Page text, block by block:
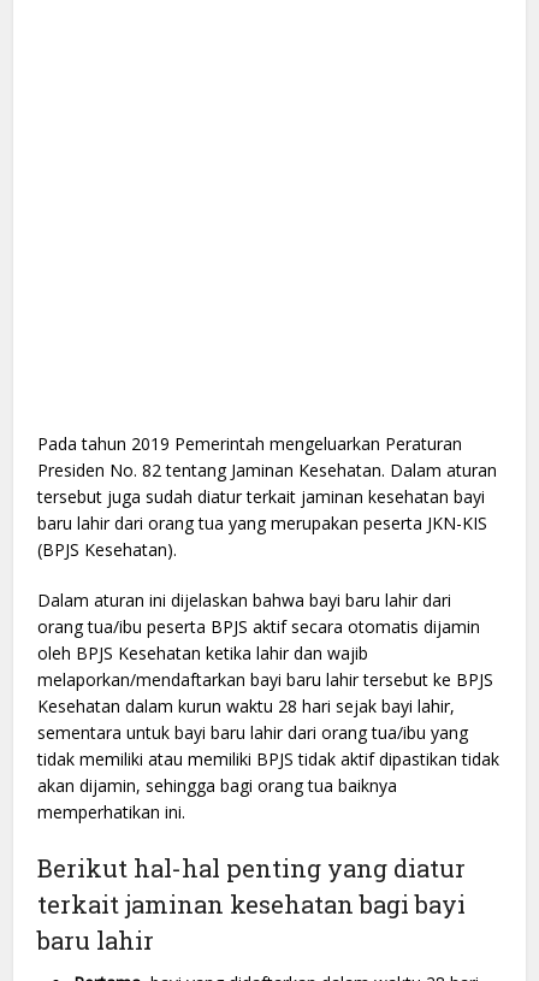
Pada tahun 2019 Pemerintah mengeluarkan Peraturan
Presiden No. 82 tentang Jaminan Kesehatan. Dalam aturan
tersebut juga sudah diatur terkait jaminan kesehatan bayi
baru lahir dari orang tua yang merupakan peserta JKN-KIS
(BPJS Kesehatan).
Dalam aturan ini dijelaskan bahwa bayi baru lahir dari
orang tua/ibu peserta BPJS aktif secara otomatis dijamin
oleh BPJS Kesehatan ketika lahir dan wajib
melaporkan/mendaftarkan bayi baru lahir tersebut ke BPJS
Kesehatan dalam kurun waktu 28 hari sejak bayi lahir,
sementara untuk bayi baru lahir dari orang tua/ibu yang
tidak memiliki atau memiliki BPJS tidak aktif dipastikan tidak
akan dijamin, sehingga bagi orang tua baiknya
memperhatikan ini.
Berikut hal-hal penting yang diatur
terkait jaminan kesehatan bagi bayi
baru lahir